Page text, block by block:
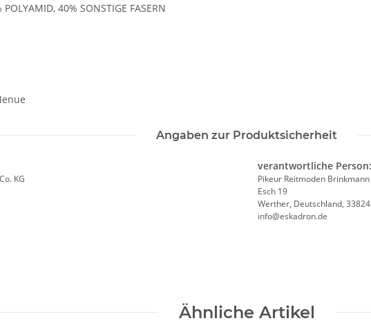
40% SONSTIGE FASERN
Angaben zur Produktsicherheit
KG
verantwortliche Person:
Pikeur Reitmoden Brinkmann
Esch 19
Werther, Deutschland, 33824
info@eskadron.de
Ähnliche Artikel